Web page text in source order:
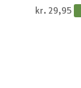
kr. 29,95